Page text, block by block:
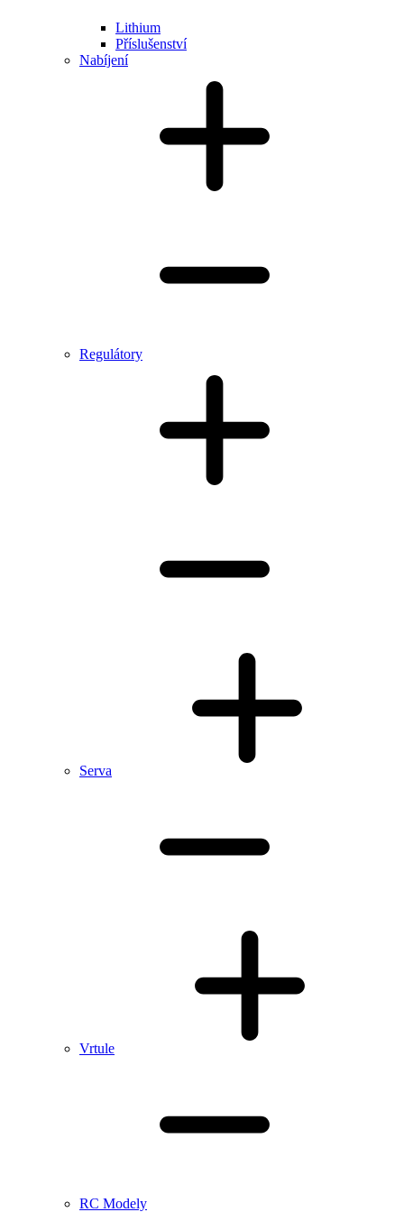
Lithium
Příslušenství
Nabíjení
Regulátory
Serva
Vrtule
RC Modely